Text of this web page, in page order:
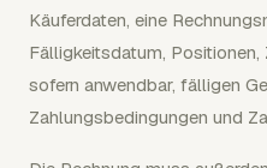
Käuferdaten, eine
Fälligkeitsdatum,
sofern anwendbar, fälligen
Zahlungsbedingungen und